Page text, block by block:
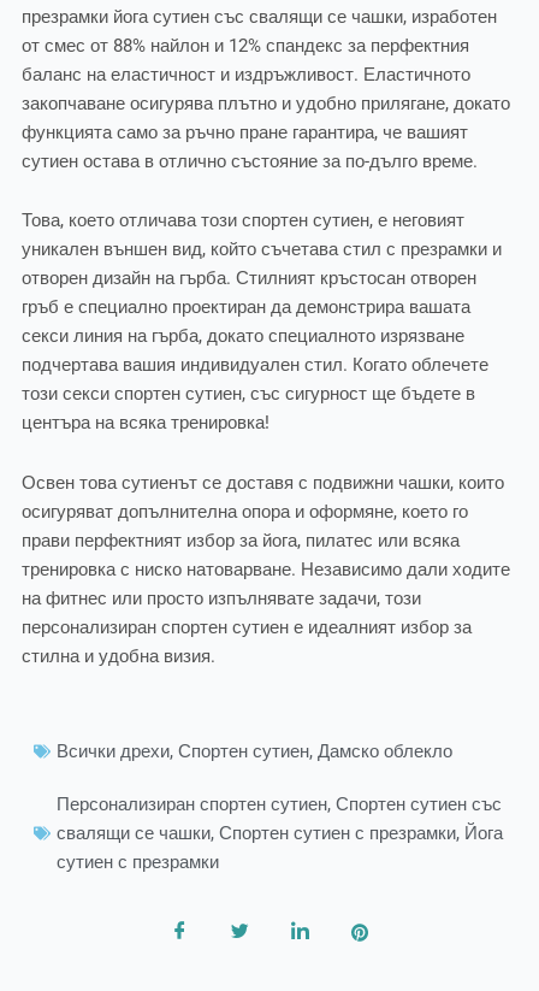
презрамки йога сутиен със свалящи се чашки, изработен
от смес от 88% найлон и 12% спандекс за перфектния
баланс на еластичност и издръжливост. Еластичното
закопчаване осигурява плътно и удобно прилягане, докато
функцията само за ръчно пране гарантира, че вашият
сутиен остава в отлично състояние за по-дълго време.
Това, което отличава този спортен сутиен, е неговият
уникален външен вид, който съчетава стил с презрамки и
отворен дизайн на гърба. Стилният кръстосан отворен
гръб е специално проектиран да демонстрира вашата
секси линия на гърба, докато специалното изрязване
подчертава вашия индивидуален стил. Когато облечете
този секси спортен сутиен, със сигурност ще бъдете в
центъра на всяка тренировка!
Освен това сутиенът се доставя с подвижни чашки, които
осигуряват допълнителна опора и оформяне, което го
прави перфектният избор за йога, пилатес или всяка
тренировка с ниско натоварване. Независимо дали ходите
на фитнес или просто изпълнявате задачи, този
персонализиран спортен сутиен е идеалният избор за
стилна и удобна визия.
Всички дрехи, Спортен сутиен, Дамско облекло
Персонализиран спортен сутиен, Спортен сутиен със
свалящи се чашки, Спортен сутиен с презрамки, Йога
сутиен с презрамки